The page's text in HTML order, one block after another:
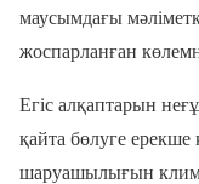
маусымдағы
жоспарланған
Егіс алқаптарын
қайта бөлуге ерекше
шаруашылығын